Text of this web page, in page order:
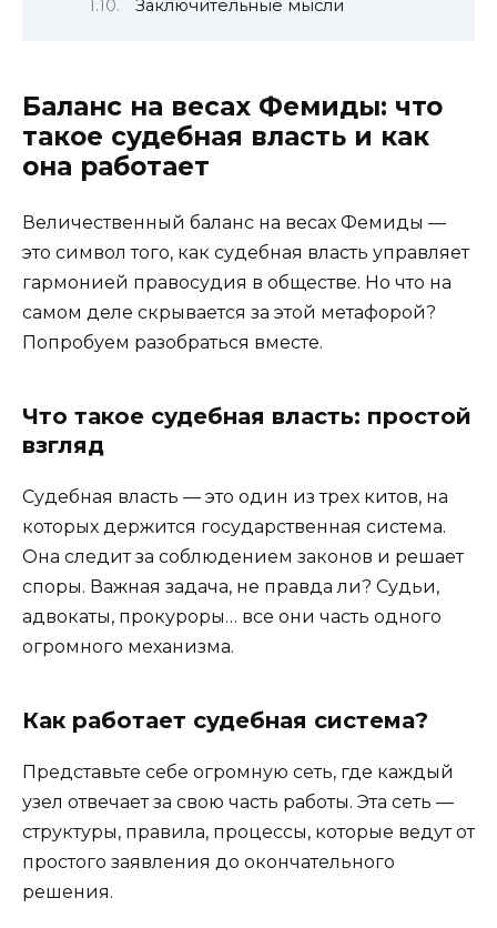
Заключительные мысли
Баланс на весах Фемиды: что
такое судебная власть и как
она работает
Величественный баланс на весах Фемиды —
это символ того, как судебная власть управляет
гармонией правосудия в обществе. Но что на
самом деле скрывается за этой метафорой?
Попробуем разобраться вместе.
Что такое судебная власть: простой
взгляд
Судебная власть — это один из трех китов, на
которых держится государственная система.
Она следит за соблюдением законов и решает
споры. Важная задача, не правда ли? Судьи,
адвокаты, прокуроры… все они часть одного
огромного механизма.
Как работает судебная система?
Представьте себе огромную сеть, где каждый
узел отвечает за свою часть работы. Эта сеть —
структуры, правила, процессы, которые ведут от
простого заявления до окончательного
решения.